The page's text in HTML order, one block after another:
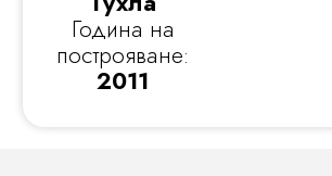
Година на
построяване:
2011